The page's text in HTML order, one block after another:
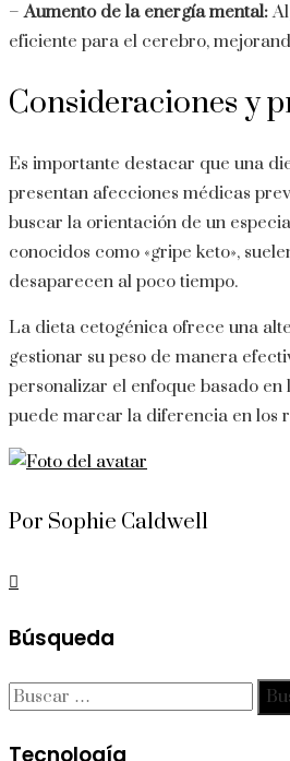
–Aumento de la energía mental:
eficiente para el cerebro,
Consideraciones y
Es importante destacar que una
presentan afecciones médicas
buscar la orientación de un
conocidos como «gripe keto»,
desaparecen al poco tiempo.
La dieta cetogénica ofrece una
gestionar su peso de manera
personalizar el enfoque basado
puede marcar la diferencia en los
Por Sophie Caldwell
Búsqueda
Buscar: